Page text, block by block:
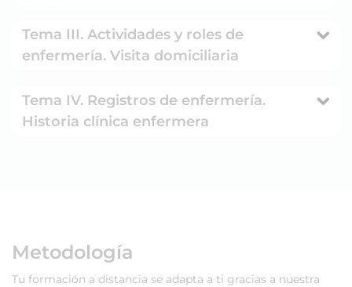
Tema III. Actividades y roles de
enfermería. Visita domiciliaria
Tema IV. Registros de enfermería.
Historia clínica enfermera
Metodología
Tu formación a distancia se adapta a ti gracias a nuestra